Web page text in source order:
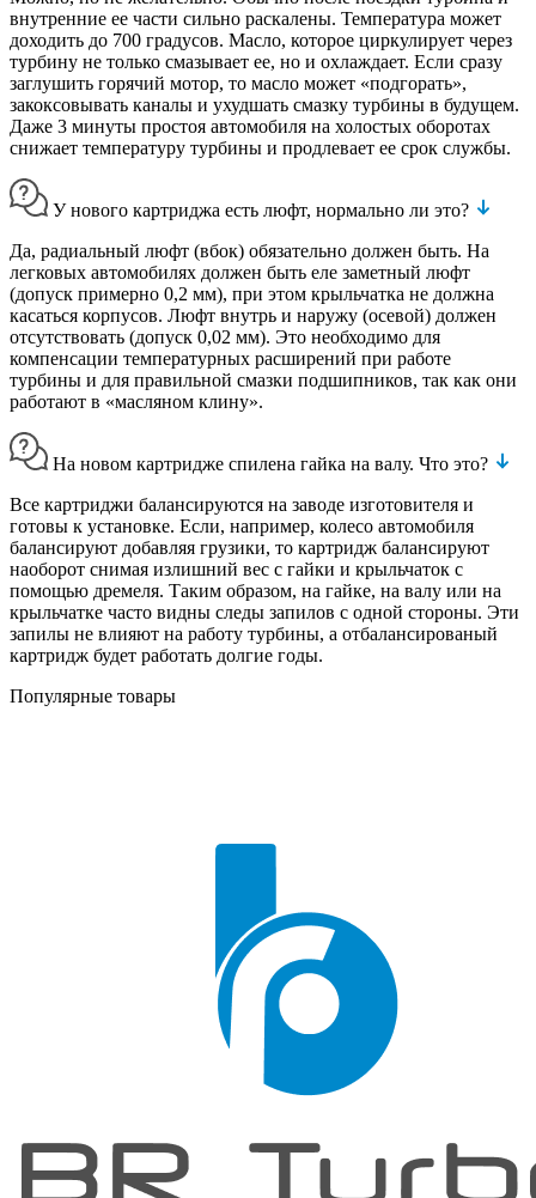
внутренние ее части сильно раскалены. Температура может
доходить до 700 градусов. Масло, которое циркулирует через
турбину не только смазывает ее, но и охлаждает. Если сразу
заглушить горячий мотор, то масло может «подгорать»,
закоксовывать каналы и ухудшать смазку турбины в будущем.
Даже 3 минуты простоя автомобиля на холостых оборотах
снижает температуру турбины и продлевает ее срок службы.
У нового картриджа есть люфт, нормально ли это?
Да, радиальный люфт (вбок) обязательно должен быть. На
легковых автомобилях должен быть еле заметный люфт
(допуск примерно 0,2 мм), при этом крыльчатка не должна
касаться корпусов. Люфт внутрь и наружу (осевой) должен
отсутствовать (допуск 0,02 мм). Это необходимо для
компенсации температурных расширений при работе
турбины и для правильной смазки подшипников, так как они
работают в «масляном клину».
На новом картридже спилена гайка на валу. Что это?
Все картриджи балансируются на заводе изготовителя и
готовы к установке. Если, например, колесо автомобиля
балансируют добавляя грузики, то картридж балансируют
наоборот снимая излишний вес с гайки и крыльчаток с
помощью дремеля. Таким образом, на гайке, на валу или на
крыльчатке часто видны следы запилов с одной стороны. Эти
запилы не влияют на работу турбины, а отбалансированый
картридж будет работать долгие годы.
Популярные товары